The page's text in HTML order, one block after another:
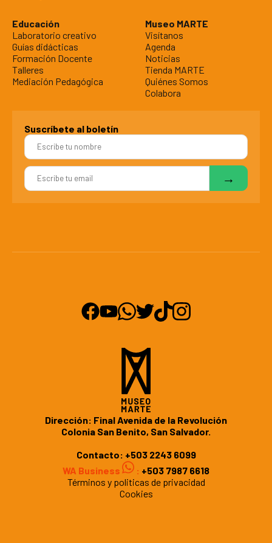
Educación
Laboratorio creativo
Guías didácticas
Formación Docente
Talleres
Mediación Pedagógica
Museo MARTE
Visítanos
Agenda
Noticias
Tienda MARTE
Quiénes Somos
Colabora
Suscríbete al boletín
Dirección: Final Avenida de la Revolución
Colonia San Benito, San Salvador.
Contacto: +503 2243 6099
WA Business
: +503 7987 6618
Términos y politicas de privacidad
Cookies